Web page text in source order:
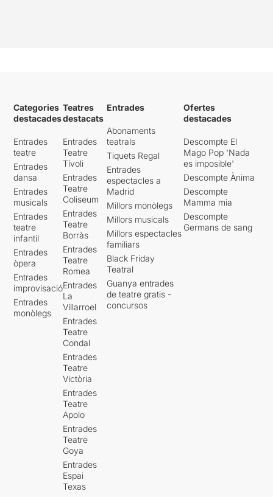
Categories
destacades
Entrades
teatre
Entrades
dansa
Entrades
musicals
Entrades
teatre
infantil
Entrades
òpera
Entrades
improvisació
Entrades
monòlegs
Teatres
destacats
Entrades
Teatre
Tívoli
Entrades
Teatre
Coliseum
Entrades
Teatre
Borràs
Entrades
Teatre
Romea
Entrades
La
Villarroel
Entrades
Teatre
Condal
Entrades
Teatre
Victòria
Entrades
Teatre
Apolo
Entrades
Teatre
Goya
Entrades
Espai
Texas
Entrades
Abonaments
teatrals
Tiquets Regal
Entrades
espectacles a
Madrid
Millors monòlegs
Millors musicals
Millors espectacles
familiars
Black Friday
Teatral
Guanya entrades
de teatre gratis -
concursos
Ofertes
destacades
Descompte El
Mago Pop 'Nada
es imposible'
Descompte Ànima
Descompte
Mamma mia
Descompte
Germans de sang